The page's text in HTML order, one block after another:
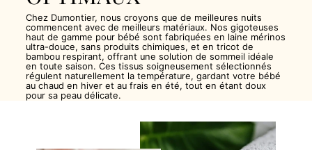
Chez Dumontier, nous croyons que de meilleures nuits
commencent avec de meilleurs matériaux. Nos gigoteuses
haut de gamme pour bébé sont fabriquées en laine mérinos
ultra-douce, sans produits chimiques, et en tricot de
bambou respirant, offrant une solution de sommeil idéale
en toute saison. Ces tissus soigneusement sélectionnés
régulent naturellement la température, gardant votre bébé
au chaud en hiver et au frais en été, tout en étant doux
pour sa peau délicate.